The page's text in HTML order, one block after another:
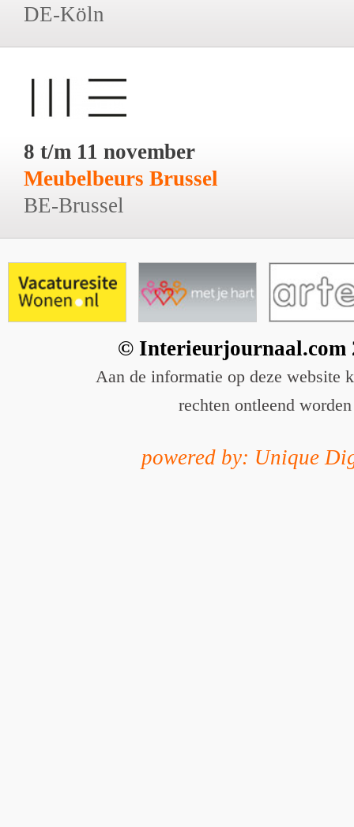
DE-Köln
8 t/m 11 november
Meubelbeurs Brussel
BE-Brussel
© Interieurjournaal.com
Aan de informatie op deze website
rechten ontleend worden
powered by: Unique